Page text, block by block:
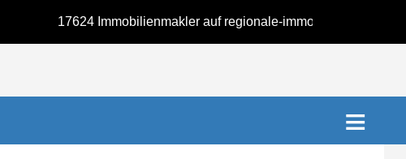
17624 Immobilienmakler auf regionale-